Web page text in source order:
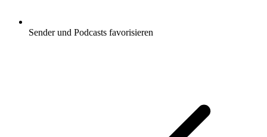
Sender und Podcasts favorisieren